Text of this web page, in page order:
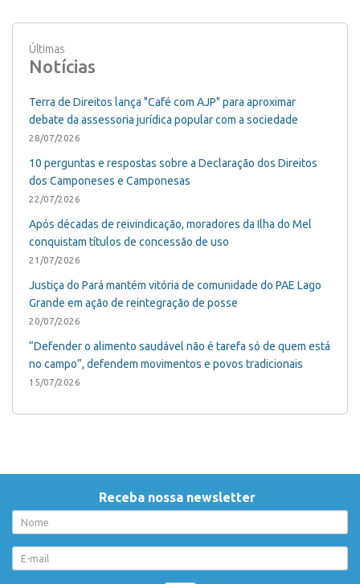
Últimas
Notícias
Terra de Direitos lança "Café com AJP" para aproximar
debate da assessoria jurídica popular com a sociedade
28/07/2026
10 perguntas e respostas sobre a Declaração dos Direitos
dos Camponeses e Camponesas
22/07/2026
Após décadas de reivindicação, moradores da Ilha do Mel
conquistam títulos de concessão de uso
21/07/2026
Justiça do Pará mantém vitória de comunidade do PAE Lago
Grande em ação de reintegração de posse
20/07/2026
“Defender o alimento saudável não é tarefa só de quem está
no campo”, defendem movimentos e povos tradicionais
15/07/2026
Receba nossa newsletter